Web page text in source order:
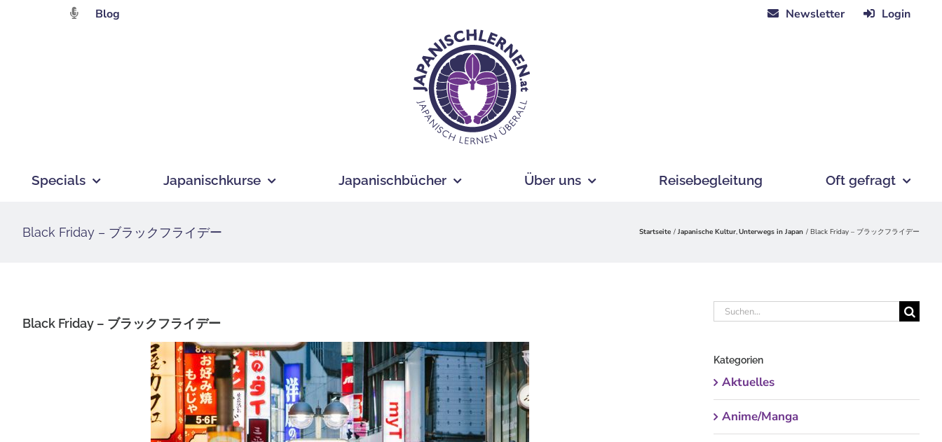
Blog Newsletter Login
Specials Japanischkurse Japanischbücher Über uns Reisebegleitung Oft gefragt
Black Friday – ブラックフライデー Startseite Japanische Kultur Unterwegs in Japan Black Friday – ブラックフライデー
Black Friday – ブラックフライデー
Suche
Kategorien
Aktuelles
Anime/Manga